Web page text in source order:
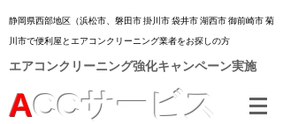
静岡県西部地区（浜松市、 磐田市 掛川市 袋井市 湖西市 御前崎市 菊
川市で便利屋とエアコンクリーニング業者をお探しの方
​エアコンクリーニング強化キャンペーン実施
ACCサービス